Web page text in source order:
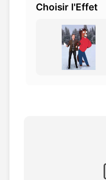
Choisir l'Effet